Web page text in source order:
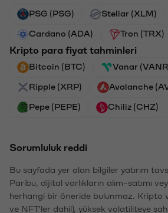
PSG (PSG) Stellar (XLM)
Cardano (ADA) Tron (TRX)
Kripto para fiyat tahminleri
Bitcoin (BTC) Vanar
Ripple (XRP) Avalanche
Pepe (PEPE) Chiliz (CHZ)
Sorumluluk reddi
Bu sayfada yer alan bilgiler yatırım
Paribu, dijital varlıkların alım-satımı
herhangi bir öneride bulunmaz. Kripto
ve NFT'ler dahil), yüksek volatiliteye